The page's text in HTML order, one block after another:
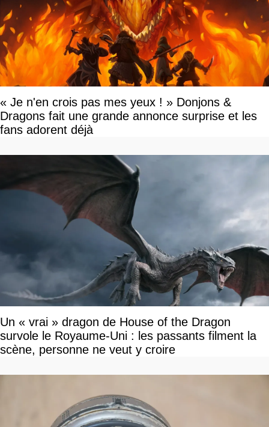
« Je n'en crois pas mes yeux ! » Donjons &
Dragons fait une grande annonce surprise et les
fans adorent déjà
Un « vrai » dragon de House of the Dragon
survole le Royaume-Uni : les passants filment la
scène, personne ne veut y croire